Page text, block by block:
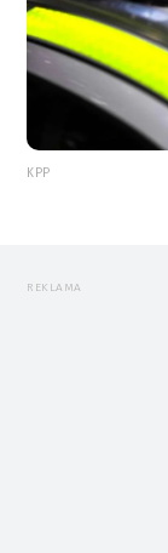
KPP
REKLAMA